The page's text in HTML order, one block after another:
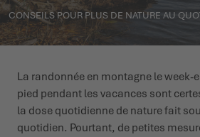
CHAUSSURES D'HIVER
LOWA PROFESSIONAL
CHAUSSURES D'HIVER
LOWA PROFESSIONAL
L'ÉTÉ NOUS ATTEND DEHORS
ÉVÉNEMENTS
PODCAST
PRESSE
CONSEILS POUR PLUS DE NATURE AU
La randonnée en montagne le week-
pied pendant les vacances sont
la dose quotidienne de nature fait
quotidien. Pourtant, de petites